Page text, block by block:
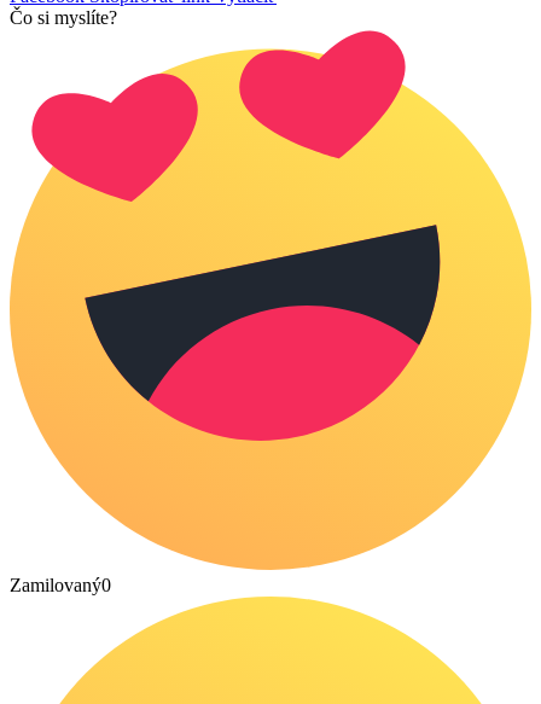
Čo si myslíte?
Zamilovaný0